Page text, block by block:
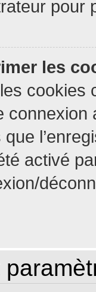
les
cookies
activé